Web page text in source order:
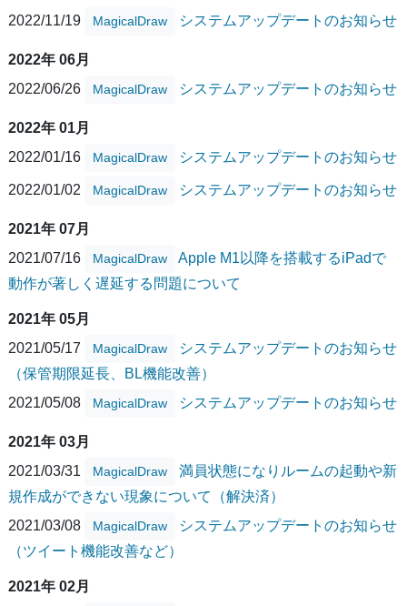
2022/11/19
MagicalDraw システムアップデートのお知らせ
2022年 06月
2022/06/26
MagicalDraw システムアップデートのお知らせ
2022年 01月
2022/01/16
MagicalDraw システムアップデートのお知らせ
2022/01/02 MagicalDraw システムアップデートのお知らせ
2021年 07月
2021/07/16
MagicalDraw
Apple M1以降を搭載するiPadで
動作が著しく遅延する問題について
2021年 05月
2021/05/17
MagicalDraw
システムアップデートのお知らせ
（保管期限延長、BL機能改善）
2021/05/08
MagicalDraw システムアップデートのお知らせ
2021年 03月
2021/03/31
MagicalDraw
満員状態になりルームの起動や新
規作成ができない現象について（解決済）
2021/03/08
MagicalDraw
システムアップデートのお知らせ
（ツイート機能改善など）
2021年 02月